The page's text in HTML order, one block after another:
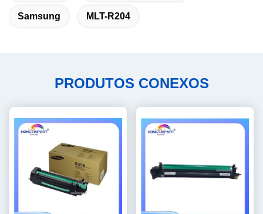
Samsung MLT-R204
PRODUTOS CONEXOS